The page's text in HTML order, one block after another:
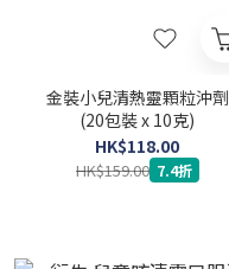
金裝小兒清熱靈顆粒沖劑
(20包裝 x 10克)
HK$118.00
HK$159.00 7.4折